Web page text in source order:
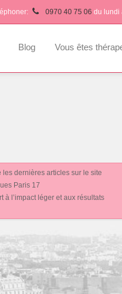
0970 40 75 06 du lundi
Blog Vous êtes
les dernières articles sur le site
Paris 17
à l’impact léger et aux résultats